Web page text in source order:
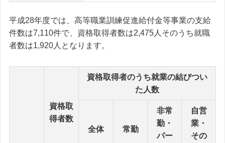
平成28年度では、高等職業訓練促進給付金等事業の支給
件数は7,110件で、資格取得者数は2,475人そのうち就職
者数は1,920人となります。
資格取
得者数
資格取得者のうち就業の結びつい
た人数
全体 常勤
非常
勤・
パー
自営
業・
その